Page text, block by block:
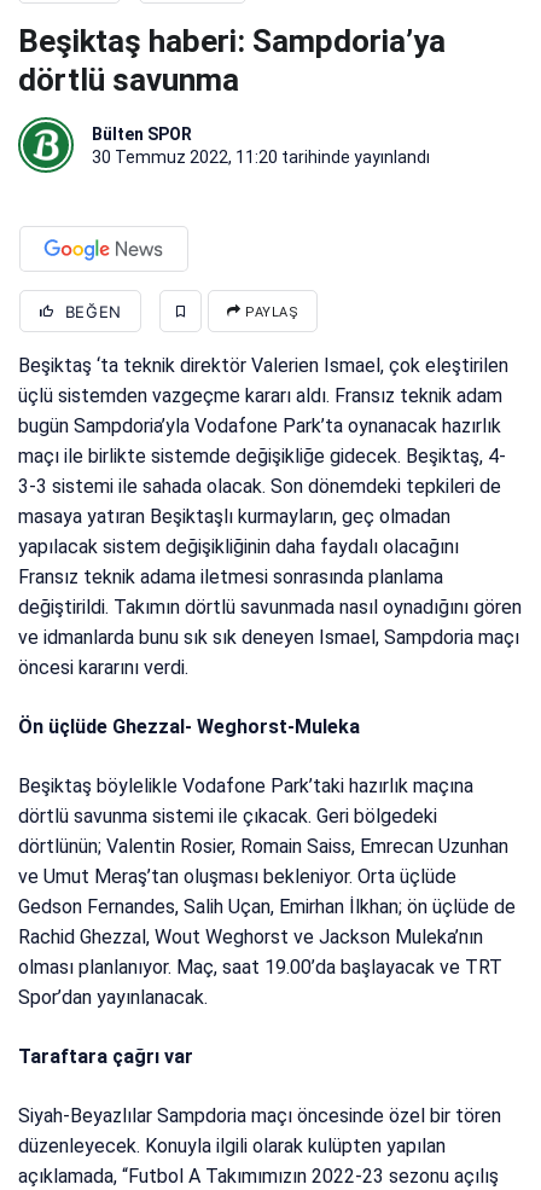
Beşiktaş haberi: Sampdoria’ya
dörtlü savunma
Bülten SPOR
30 Temmuz 2022, 11:20 tarihinde yayınlandı
BEĞEN PAYLAŞ
Beşiktaş ‘ta teknik direktör Valerien Ismael, çok eleştirilen
üçlü sistemden vazgeçme kararı aldı. Fransız teknik adam
bugün Sampdoria’yla Vodafone Park’ta oynanacak hazırlık
maçı ile birlikte sistemde değişikliğe gidecek. Beşiktaş, 4-
3-3 sistemi ile sahada olacak. Son dönemdeki tepkileri de
masaya yatıran Beşiktaşlı kurmayların, geç olmadan
yapılacak sistem değişikliğinin daha faydalı olacağını
Fransız teknik adama iletmesi sonrasında planlama
değiştirildi. Takımın dörtlü savunmada nasıl oynadığını gören
ve idmanlarda bunu sık sık deneyen Ismael, Sampdoria maçı
öncesi kararını verdi.
Ön üçlüde Ghezzal- Weghorst-Muleka
Beşiktaş böylelikle Vodafone Park’taki hazırlık maçına
dörtlü savunma sistemi ile çıkacak. Geri bölgedeki
dörtlünün; Valentin Rosier, Romain Saiss, Emrecan Uzunhan
ve Umut Meraş’tan oluşması bekleniyor. Orta üçlüde
Gedson Fernandes, Salih Uçan, Emirhan İlkhan; ön üçlüde de
Rachid Ghezzal, Wout Weghorst ve Jackson Muleka’nın
olması planlanıyor. Maç, saat 19.00’da başlayacak ve TRT
Spor’dan yayınlanacak.
Taraftara çağrı var
Siyah-Beyazlılar Sampdoria maçı öncesinde özel bir tören
düzenleyecek. Konuyla ilgili olarak kulüpten yapılan
açıklamada, “Futbol A Takımımızın 2022-23 sezonu açılış